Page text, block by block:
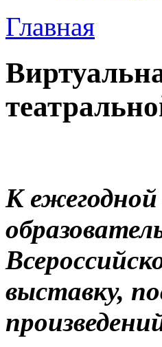
Главная
К ежегодной
выставку,